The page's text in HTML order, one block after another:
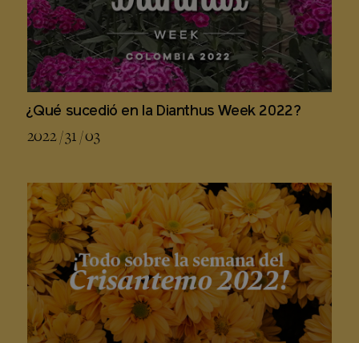
¿Qué sucedió en la Dianthus Week 2022?
2022 / 31 / 03